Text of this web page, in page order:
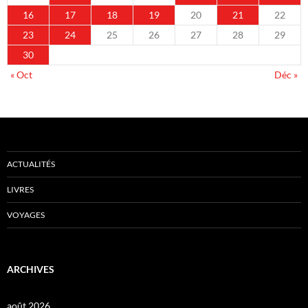
16
17 18 19 20 21
22
23
24 25 26 27 28
29
30
« Oct
Déc »
ACTUALITÉS
LIVRES
VOYAGES
ARCHIVES